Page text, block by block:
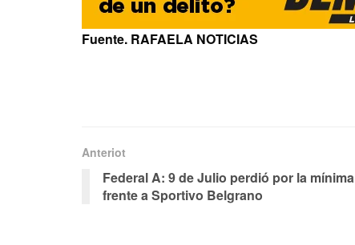
Fuente. RAFAELA NOTICIAS
Anteriot
Federal A: 9 de Julio perdió por la mínima
frente a Sportivo Belgrano